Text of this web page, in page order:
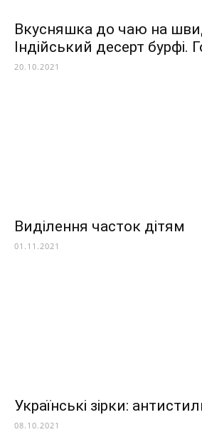
Вкусняшка до чаю на
Індійський десерт бурфі.
20.10.2021
Виділення часток дітям
01.11.2021
Українські зірки:
08.10.2021